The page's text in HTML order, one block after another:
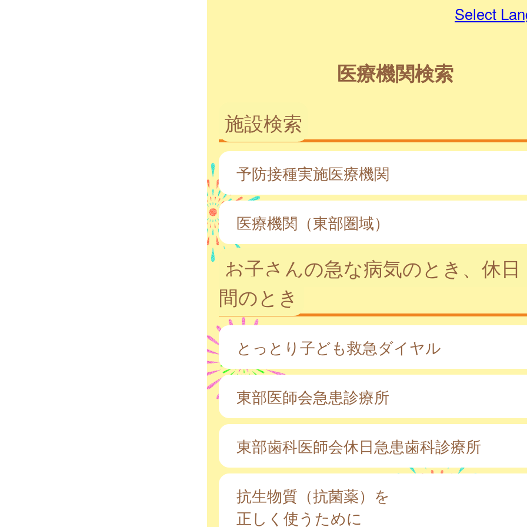
Select
医療機関検索
施設検索
予防接種実施医療機関
医療機関（東部圏域）
お子さんの急な病気のとき、休日
間のとき
とっとり子ども救急ダイヤル
東部医師会急患診療所
東部歯科医師会休日急患歯科診療所
抗生物質（抗菌薬）を
正しく使うために